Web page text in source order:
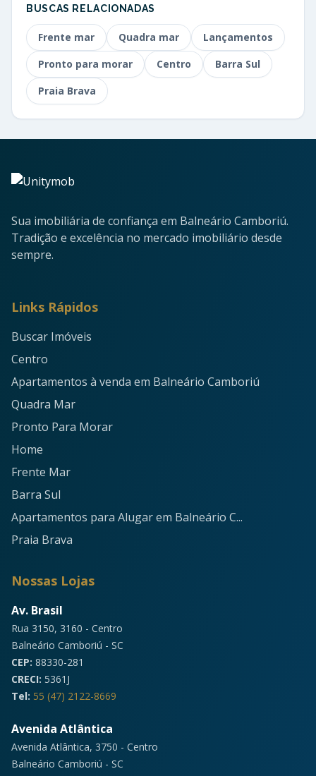
BUSCAS RELACIONADAS
Frente mar Quadra mar
Lançamentos
Pronto para morar
Centro
Barra Sul
Praia Brava
Sua imobiliária de confiança em Balneário Camboriú.
Tradição e excelência no mercado imobiliário desde
sempre.
Links Rápidos
Buscar Imóveis
Centro
Apartamentos à venda em Balneário Camboriú
Quadra Mar
Pronto Para Morar
Home
Frente Mar
Barra Sul
Apartamentos para Alugar em Balneário C...
Praia Brava
Nossas Lojas
Av. Brasil
Rua 3150, 3160 - Centro
Balneário Camboriú - SC
CEP: 88330-281
CRECI: 5361J
Tel: 55 (47) 2122-8669
Avenida Atlântica
Avenida Atlântica, 3750 - Centro
Balneário Camboriú - SC